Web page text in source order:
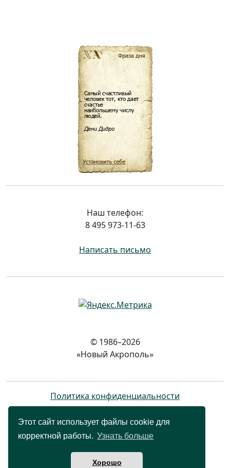
Этот сайт использует файлы cookie для
корректной работы. Узнать больше
Хорошо
Наш телефон:
8 495 973-11-63
Написать письмо
© 1986–2026
«Новый Акрополь»
Политика конфиденциальности